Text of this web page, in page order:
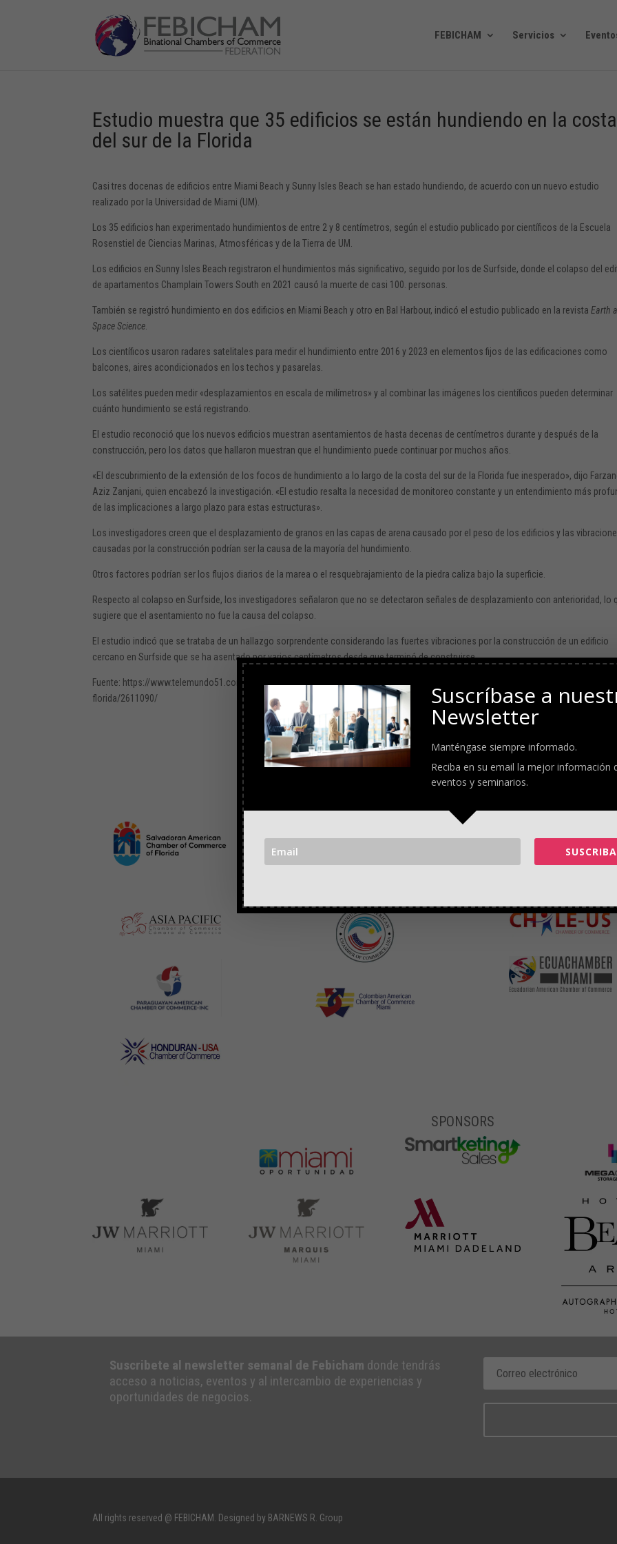
FEBICHAM Servicios
Estudio muestra que 35 edificios se están hundiendo en la costa
del sur de la Florida
Casi tres docenas de edificios entre Miami Beach y Sunny Isles Beach se han estado hundiendo, de acuerdo con un nuevo estudio
realizado por la Universidad de Miami (UM).
Los 35 edificios han experimentado hundimientos de entre 2 y 8 centímetros, según el estudio publicado por científicos de la Escuela
Rosenstiel de Ciencias Marinas, Atmosféricas y de la Tierra de UM.
Los edificios en Sunny Isles Beach registraron el hundimientos más significativo, seguido por los de Surfside, donde el colapso del
de apartamentos Champlain Towers South en 2021 causó la muerte de casi 100. personas.
También se registró hundimiento en dos edificios en Miami Beach y otro en Bal Harbour, indicó el estudio publicado en la revistaEarth
Space Science
Los científicos usaron radares satelitales para medir el hundimiento entre 2016 y 2023 en elementos fijos de las edificaciones como
balcones, aires acondicionados en los techos y pasarelas.
Los satélites pueden medir «desplazamientos en escala de milímetros» y al combinar las imágenes los científicos pueden determinar
cuánto hundimiento se está registrando.
El estudio reconoció que los nuevos edificios muestran asentamientos de hasta decenas de centímetros durante y después de la
construcción, pero los datos que hallaron muestran que el hundimiento puede continuar por muchos años.
«El descubrimiento de la extensión de los focos de hundimiento a lo largo de la costa del sur de la Florida fue inesperado», dijo
Aziz Zanjani, quien encabezó la investigación. «El estudio resalta la necesidad de monitoreo constante y un entendimiento más
de las implicaciones a largo plazo para estas estructuras».
Los investigadores creen que el desplazamiento de granos en las capas de arena causado por el peso de los edificios y las
causadas por la construcción podrían ser la causa de la mayoría del hundimiento.
Otros factores podrían ser los flujos diarios de la marea o el resquebrajamiento de la piedra caliza bajo la superficie.
Respecto al colapso en Surfside, los investigadores señalaron que no se detectaron señales de desplazamiento con anterioridad, lo
sugiere que el asentamiento no fue la causa del colapso.
El estudio indicó que se trataba de un hallazgo sorprendente considerando las fuertes vibraciones por la construcción de un edificio
cercano en Surfside que se ha asentado por varios centímetros desde que terminó de construirse.
Fuente: https://www.telemundo51.com/noticias/local/estudio-muestra-que-35-edificios-se-estan-hundiendo-en-la-costa-del-sur-de-la-
florida/2611090/
SPONSORS
Suscribete al newsletter semanal de Febicham donde tendrás
acceso a noticias, eventos y al intercambio de experiencias y
oportunidades de negocios.
All rights reserved @ FEBICHAM. Designed by BARNEWS R. Group
Suscríbase a
Newsletter
Manténgase siempre informado.
Reciba en su email la mejor información
eventos y seminarios.